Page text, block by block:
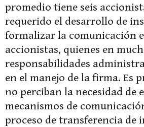
promedio tiene seis
requerido el desarrollo de
formalizar la comunicación
accionistas, quienes en
responsabilidades
en el manejo de la firma. Es
no perciban la necesidad de
mecanismos de
proceso de transferencia de